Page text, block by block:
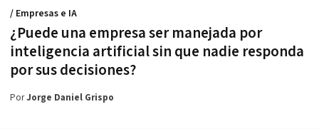
¿Puede una empresa ser manejada por
inteligencia artificial sin que nadie responda
por sus decisiones?
/ Empresas e IA
PorJorge Daniel Grispo